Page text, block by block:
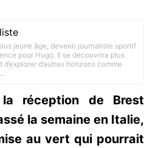
jeune âge, devenir journaliste sportif
pour Hugo. Il se découvrira plus
d’autres horizons comme
réception de Brest
la semaine en Italie,
au vert qui pourrait